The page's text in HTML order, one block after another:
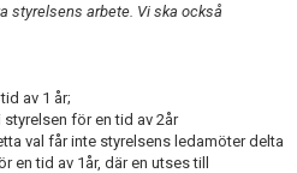
styrelsens arbete. Vi ska också
av 1 år;
för en tid av 2år
val får inte styrel­sens ledamöter delta
en tid av 1år, där en utses till